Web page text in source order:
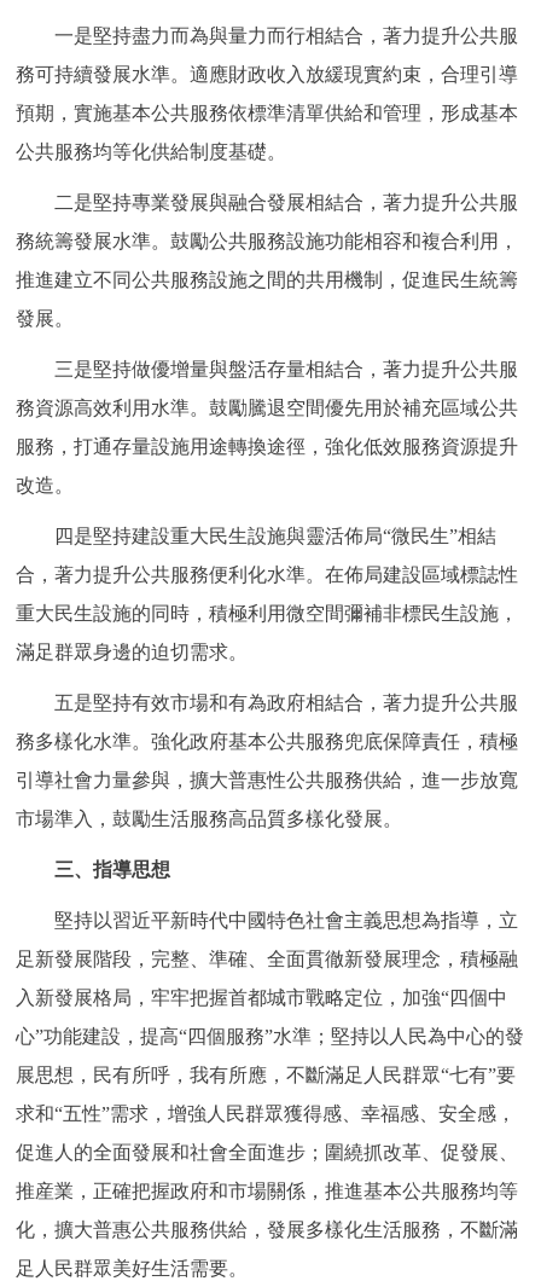
一是堅持盡力而為與量力而行相結合，著力提升公共服
務可持續發展水準。適應財政收入放緩現實約束，合理引導
預期，實施基本公共服務依標準清單供給和管理，形成基本
公共服務均等化供給制度基礎。
二是堅持專業發展與融合發展相結合，著力提升公共服
務統籌發展水準。鼓勵公共服務設施功能相容和複合利用，
推進建立不同公共服務設施之間的共用機制，促進民生統籌
發展。
三是堅持做優增量與盤活存量相結合，著力提升公共服
務資源高效利用水準。鼓勵騰退空間優先用於補充區域公共
服務，打通存量設施用途轉換途徑，強化低效服務資源提升
改造。
四是堅持建設重大民生設施與靈活佈局“微民生”相結
合，著力提升公共服務便利化水準。在佈局建設區域標誌性
重大民生設施的同時，積極利用微空間彌補非標民生設施，
滿足群眾身邊的迫切需求。
五是堅持有效市場和有為政府相結合，著力提升公共服
務多樣化水準。強化政府基本公共服務兜底保障責任，積極
引導社會力量參與，擴大普惠性公共服務供給，進一步放寬
市場準入，鼓勵生活服務高品質多樣化發展。
三、指導思想
堅持以習近平新時代中國特色社會主義思想為指導，立
足新發展階段，完整、準確、全面貫徹新發展理念，積極融
入新發展格局，牢牢把握首都城市戰略定位，加強“四個中
心”功能建設，提高“四個服務”水準；堅持以人民為中心的發
展思想，民有所呼，我有所應，不斷滿足人民群眾“七有”要
求和“五性”需求，增強人民群眾獲得感、幸福感、安全感，
促進人的全面發展和社會全面進步；圍繞抓改革、促發展、
推産業，正確把握政府和市場關係，推進基本公共服務均等
化，擴大普惠公共服務供給，發展多樣化生活服務，不斷滿
足人民群眾美好生活需要。